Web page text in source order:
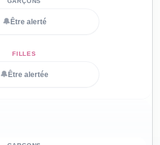
🔔 Être alerté
🔔 Être alertée